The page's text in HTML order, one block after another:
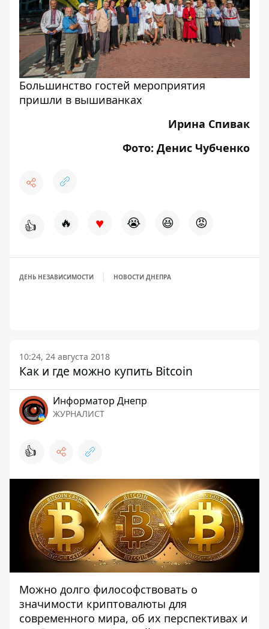
Большинство гостей мероприятия
пришли в вышиванках
Ирина Спивак
Фото: Денис Чубченко
👍 🔥 ♥ 😭 😆 😡
ДЕНЬ НЕЗАВИСИМОСТИ НОВОСТИ ДНЕПРА
10:24, 24 августа 2018
Как и где можно купить Bitcoin
Информатор Днепр
ЖУРНАЛИСТ
👍
Можно долго философствовать о
значимости криптовалюты для
современного мира, об их перспективах и